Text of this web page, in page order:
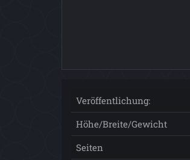
Veröffentlichung:
Höhe/Breite/Gewicht
Seiten